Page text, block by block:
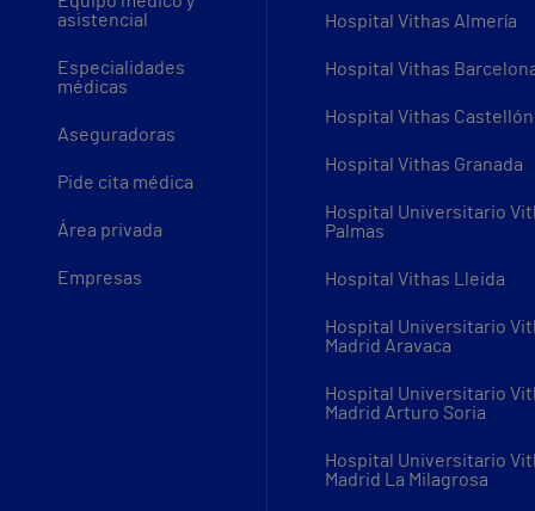
asistencial
Especialidades
médicas
Aseguradoras
Pide cita médica
Área privada
Empresas
Hospital Vithas Almería
Hospital Vithas
Hospital Vithas Castellón
Hospital Vithas Granada
Hospital Universitario
Palmas
Hospital Vithas Lleida
Hospital Universitario
Madrid Aravaca
Hospital Universitario
Madrid Arturo Soria
Hospital Universitario
Madrid La Milagrosa